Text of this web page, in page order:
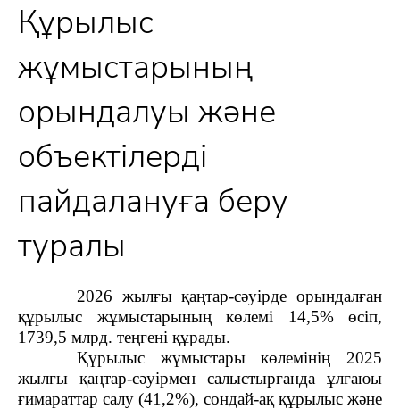
Құрылыс
жұмыстарының
орындалуы және
объектілерді
пайдалануға беру
туралы
2026 жылғы қаңтар-сәуірде орындалған
құрылыс жұмыстарының көлемі 14,5% өсіп,
1739,5 млрд. теңгені құрады.
Құрылыс жұмыстары көлемінің 2025
жылғы қаңтар-сәуірмен салыстырғанда ұлғаюы
ғимараттар салу (41,2%), сондай-ақ құрылыс және